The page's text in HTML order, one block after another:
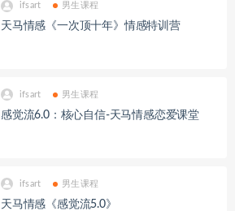
ifsart 男生课程
天马情感《一次顶十年》情感特训营
ifsart 男生课程
感觉流6.0：核心自信-天马情感恋爱课堂
ifsart 男生课程
天马情感《感觉流5.0》